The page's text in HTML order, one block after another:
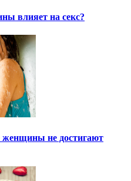
влияет на секс?
женщины не достигают